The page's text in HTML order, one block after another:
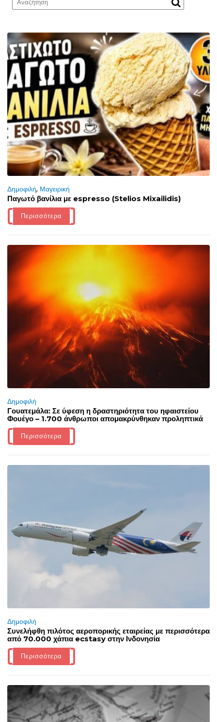
Δημοφιλή, Μαγειρική
Παγωτό βανίλια με espresso (Stelios Mixailidis)
Περισσότερα
Δημοφιλή
Γουατεμάλα: Σε ύφεση η δραστηριότητα του ηφαιστείου
Φουέγο – 1.700 άνθρωποι απομακρύνθηκαν προληπτικά
Περισσότερα
Δημοφιλή
Συνελήφθη πιλότος αεροπορικής εταιρείας με περισσότερα
από 70.000 χάπια ecstasy στην Ινδονησία
Περισσότερα